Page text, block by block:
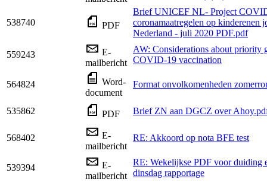
538740 PDF
Brief UNICEF NL- Project
coronamaatregelen op kinderenen
Nederland - juli 2020 PDF.pdf
559243
E-
mailbericht
AW: Considerations about priority
COVID-19 vaccination
564824
Word-
document
Format onvolkomenheden
535862 PDF Brief ZN aan DGCZ over
568402
E-
mailbericht
RE: Akkoord op nota BFE test
539394
E-
mailbericht
RE: Wekelijkse PDF voor duiding
dinsdag rapportage